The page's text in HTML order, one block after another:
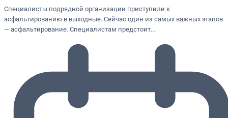
Специалисты подрядной организации приступили к
асфальтированию в выходные. Сейчас один из самых важных этапов
— асфальтирование. Специалистам предстоит…